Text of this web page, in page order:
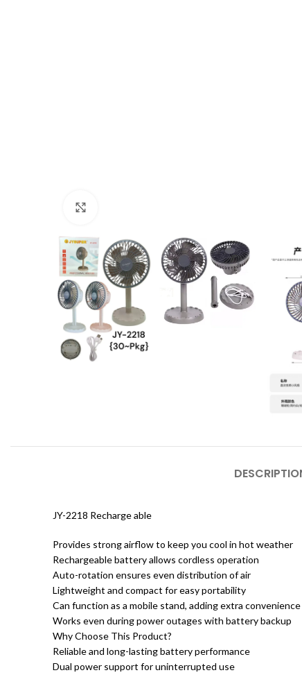
JY-2218 Recharge able
Provides strong airflow to keep you cool in hot weather
Rechargeable battery allows cordless operation
Auto-rotation ensures even distribution of air
Lightweight and compact for easy portability
Can function as a mobile stand, adding extra convenience
Works even during power outages with battery backup
Why Choose This Product?
Reliable and long-lasting battery performance
Dual power support for uninterrupted use